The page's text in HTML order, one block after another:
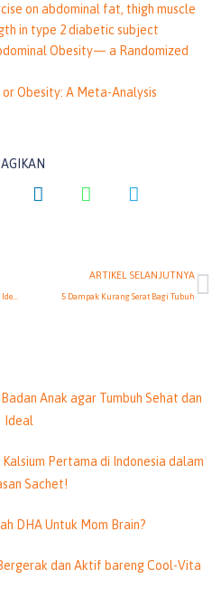
on abdominal fat, thigh muscle
in type 2 diabetic subject
Obesity— a Randomized
Obesity: A Meta-Analysis
ARTIKEL SELANJUTNYA
5 Dampak Kurang Serat Bagi Tubuh
Anak agar Tumbuh Sehat dan
Ideal
Pertama di Indonesia dalam
Sachet!
DHA Untuk Mom Brain?
dan Aktif bareng Cool-Vita